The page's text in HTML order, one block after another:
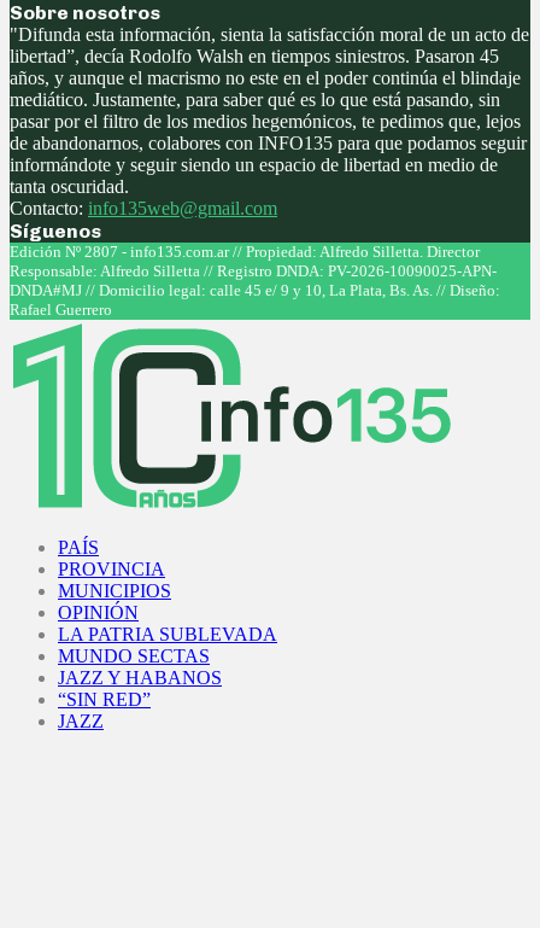
Sobre nosotros
"Difunda esta información, sienta la satisfacción moral de un acto de
libertad”, decía Rodolfo Walsh en tiempos siniestros. Pasaron 45
años, y aunque el macrismo no este en el poder continúa el blindaje
mediático. Justamente, para saber qué es lo que está pasando, sin
pasar por el filtro de los medios hegemónicos, te pedimos que, lejos
de abandonarnos, colabores con INFO135 para que podamos seguir
informándote y seguir siendo un espacio de libertad en medio de
tanta oscuridad.
Contacto: info135web@gmail.com
Síguenos
Facebook
Twitter
Instagram
Youtube
Edición Nº 2807 - info135.com.ar // Propiedad: Alfredo Silletta. Director
Responsable: Alfredo Silletta // Registro DNDA: PV-2026-10090025-APN-
DNDA#MJ // Domicilio legal: calle 45 e/ 9 y 10, La Plata, Bs. As. // Diseño:
Rafael Guerrero
PAÍS
PROVINCIA
MUNICIPIOS
OPINIÓN
LA PATRIA SUBLEVADA
MUNDO SECTAS
JAZZ Y HABANOS
“SIN RED”
JAZZ